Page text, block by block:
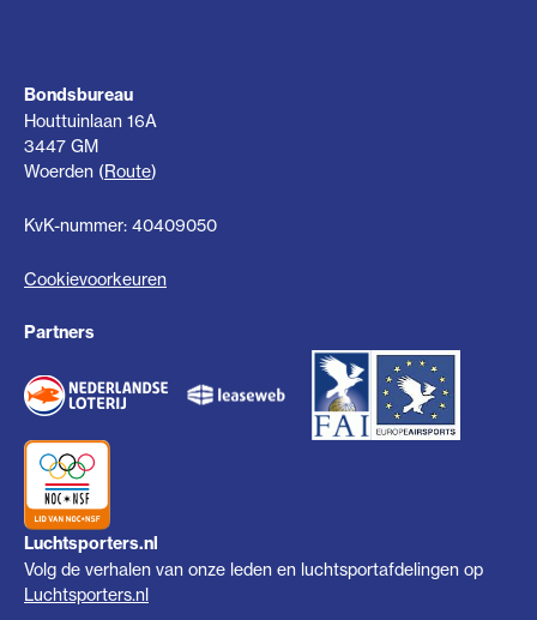
Bondsbureau
Houttuinlaan 16A
3447 GM
Woerden (Route)
KvK-nummer: 40409050
Cookievoorkeuren
Partners
Luchtsporters.nl
Volg de verhalen van onze leden en luchtsportafdelingen op
Luchtsporters.nl